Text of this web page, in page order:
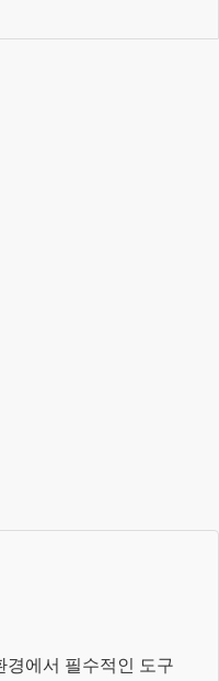
경에서 필수적인 도구